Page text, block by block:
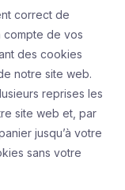
correct de
compte de vos
des cookies
notre site web.
reprises les
site web et, par
jusqu’à votre
sans votre